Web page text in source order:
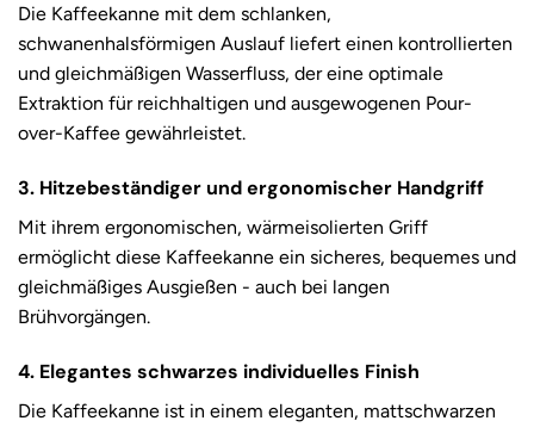
Die Kaffeekanne mit dem schlanken,
schwanenhalsförmigen Auslauf liefert einen kontrollierten
und gleichmäßigen Wasserfluss, der eine optimale
Extraktion für reichhaltigen und ausgewogenen Pour-
over-Kaffee gewährleistet.
3. Hitzebeständiger und ergonomischer Handgriff
Mit ihrem ergonomischen, wärmeisolierten Griff
ermöglicht diese Kaffeekanne ein sicheres, bequemes und
gleichmäßiges Ausgießen - auch bei langen
Brühvorgängen.
4. Elegantes schwarzes individuelles Finish
Die Kaffeekanne ist in einem eleganten, mattschwarzen